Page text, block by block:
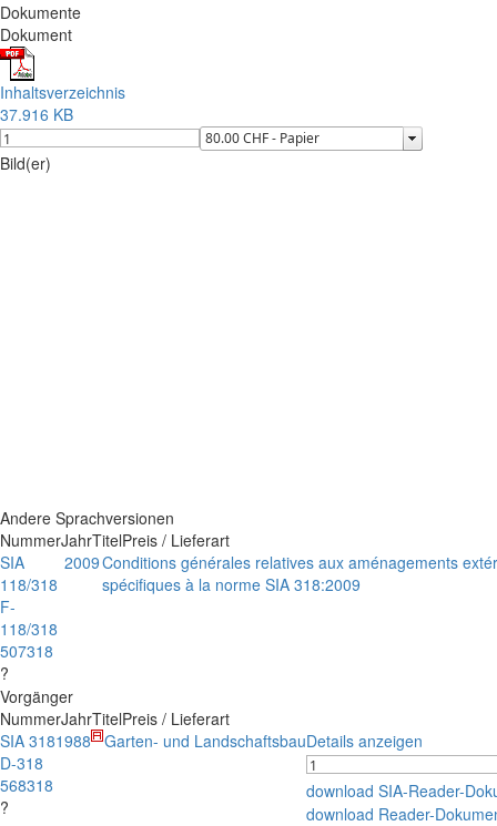
Dokumente
Dokument
Inhaltsverzeichnis
37.916 KB
Bild(er)
Andere Sprachversionen
NummerJahrTitelPreis / Lieferart
SIA
118/318
F-
118/318
507318
?
2009Conditions générales relatives aux aménagements
spécifiques à la norme SIA 318:2009
Vorgänger
NummerJahrTitelPreis / Lieferart
SIA 318
D-318
568318
?
1988 Garten- und LandschaftsbauDetails anzeigen
download SIA-Reader-
download Reader-